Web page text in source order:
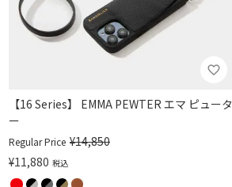
【16 Series】 EMMA PEWTER エマ ピュータ
ー
Regular Price ¥14,850
¥11,880 税込